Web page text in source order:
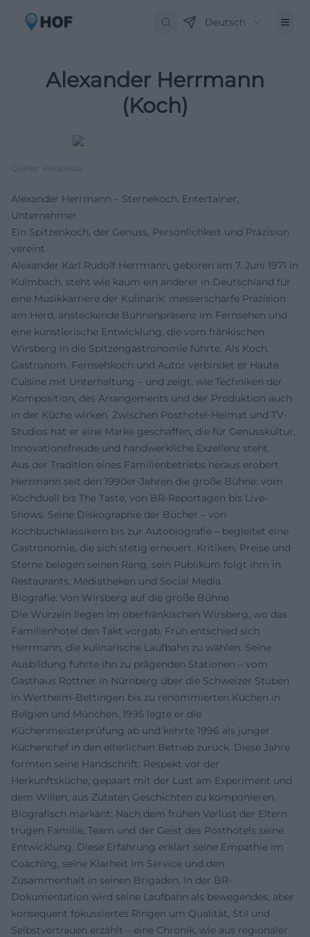
Deutsch
Alexander Herrmann
(Koch)
Quelle: Wikipedia
Alexander Herrmann – Sternekoch, Entertainer,
Unternehmer
Ein Spitzenkoch, der Genuss, Persönlichkeit und Präzision
vereint
Alexander Karl Rudolf Herrmann, geboren am 7. Juni 1971 in
Kulmbach, steht wie kaum ein anderer in Deutschland für
eine Musikkarriere der Kulinarik: messerscharfe Präzision
am Herd, ansteckende Bühnenpräsenz im Fernsehen und
eine künstlerische Entwicklung, die vom fränkischen
Wirsberg in die Spitzengastronomie führte. Als Koch,
Gastronom, Fernsehkoch und Autor verbindet er Haute
Cuisine mit Unterhaltung – und zeigt, wie Techniken der
Komposition, des Arrangements und der Produktion auch
in der Küche wirken. Zwischen Posthotel-Heimat und TV-
Studios hat er eine Marke geschaffen, die für Genusskultur,
Innovationsfreude und handwerkliche Exzellenz steht.
Aus der Tradition eines Familienbetriebs heraus erobert
Herrmann seit den 1990er-Jahren die große Bühne: vom
Kochduell bis The Taste, von BR-Reportagen bis Live-
Shows. Seine Diskographie der Bücher – von
Kochbuchklassikern bis zur Autobiografie – begleitet eine
Gastronomie, die sich stetig erneuert. Kritiken, Preise und
Sterne belegen seinen Rang, sein Publikum folgt ihm in
Restaurants, Mediatheken und Social Media.
Biografie: Von Wirsberg auf die große Bühne
Die Wurzeln liegen im oberfränkischen Wirsberg, wo das
Familienhotel den Takt vorgab. Früh entschied sich
Herrmann, die kulinarische Laufbahn zu wählen. Seine
Ausbildung führte ihn zu prägenden Stationen – vom
Gasthaus Rottner in Nürnberg über die Schweizer Stuben
in Wertheim-Bettingen bis zu renommierten Küchen in
Belgien und München. 1995 legte er die
Küchenmeisterprüfung ab und kehrte 1996 als junger
Küchenchef in den elterlichen Betrieb zurück. Diese Jahre
formten seine Handschrift: Respekt vor der
Herkunftsküche, gepaart mit der Lust am Experiment und
dem Willen, aus Zutaten Geschichten zu komponieren.
Biografisch markant: Nach dem frühen Verlust der Eltern
trugen Familie, Team und der Geist des Posthotels seine
Entwicklung. Diese Erfahrung erklärt seine Empathie im
Coaching, seine Klarheit im Service und den
Zusammenhalt in seinen Brigaden. In der BR-
Dokumentation wird seine Laufbahn als bewegendes, aber
konsequent fokussiertes Ringen um Qualität, Stil und
Selbstvertrauen erzählt – eine Chronik, wie aus regionaler